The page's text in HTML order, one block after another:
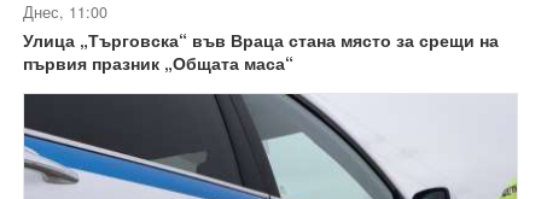
Днес, 11:00
Улица „Търговска“ във Враца стана място за срещи на
първия празник „Общата маса“